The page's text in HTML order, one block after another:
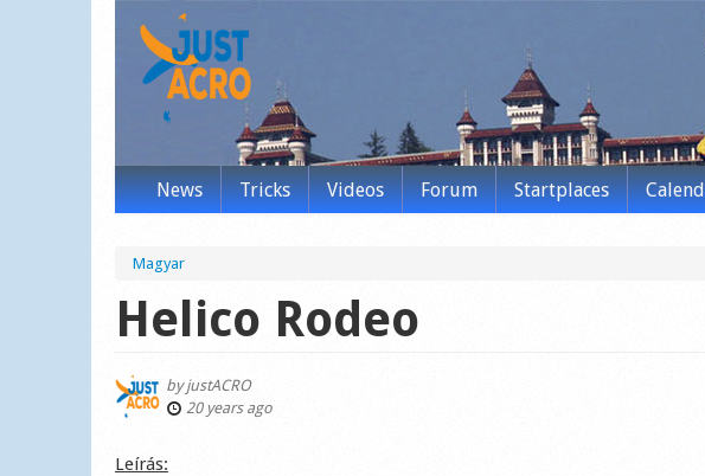
News Tricks Videos Forum Startplaces
Magyar
Helico Rodeo
byjustACRO
20 years ago
Leírás: